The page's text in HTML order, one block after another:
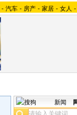
- 汽车 - 房产 - 家居 - 女人 -
新闻